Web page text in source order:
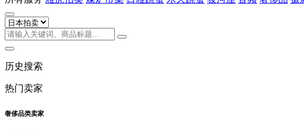
历史搜索
热门卖家
奢侈品类卖家